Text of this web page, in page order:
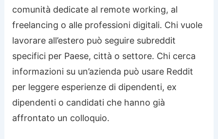
comunità dedicate al remote working, al
freelancing o alle professioni digitali. Chi vuole
lavorare all’estero può seguire subreddit
specifici per Paese, città o settore. Chi cerca
informazioni su un’azienda può usare Reddit
per leggere esperienze di dipendenti, ex
dipendenti o candidati che hanno già
affrontato un colloquio.